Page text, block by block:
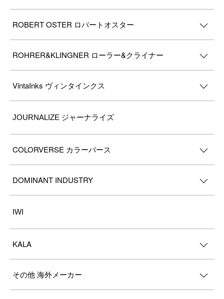
ROBERT OSTER ロバートオスター
ROHRER&KLINGNER ローラー&クライナー
VintaInks ヴィンタインクス
JOURNALIZE ジャーナライズ
COLORVERSE カラーバース
DOMINANT INDUSTRY
IWI
KALA
その他 海外メーカー